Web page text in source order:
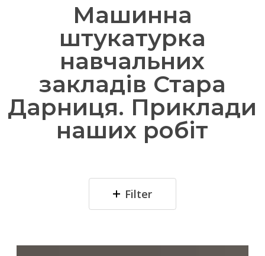
Машинна
штукатурка
навчальних
закладів Стара
Дарниця. Приклади
наших робіт
Filter